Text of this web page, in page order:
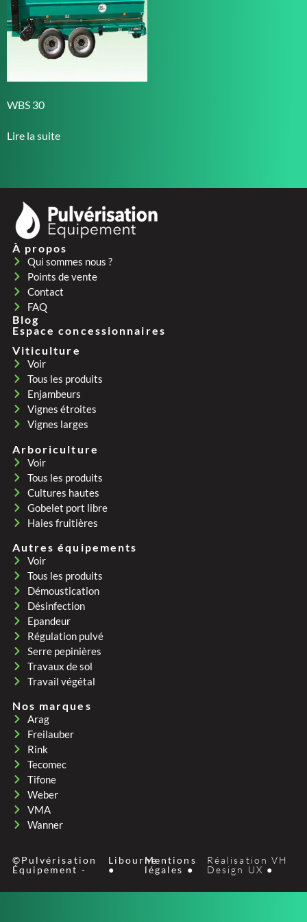
WBS 30
Lire la suite
À propos
Qui sommes nous ?
Points de vente
Contact
FAQ
Blog
Espace concessionnaires
Viticulture
Voir
Tous les produits
Enjambeurs
Vignes étroites
Vignes larges
Arboriculture
Voir
Tous les produits
Cultures hautes
Gobelet port libre
Haies fruitières
Autres équipements
Voir
Tous les produits
Démoustication
Désinfection
Epandeur
Régulation pulvé
Serre pepinières
Travaux de sol
Travail végétal
Nos marques
Arag
Freilauber
Rink
Tecomec
Tifone
Weber
VMA
Wanner
©Pulvérisation
Équipement -
Libourne
●
Mentions
légales ●
Réalisation VH
Design UX ●